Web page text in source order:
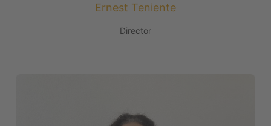
Ernest Teniente
Director